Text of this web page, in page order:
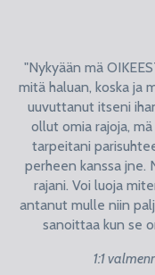
"Nykyään mä
mitä haluan, koska ja
uuvuttanut itseni
ollut omia rajoja,
tarpeitani
perheen kanssa jne.
rajani. Voi luoja
antanut mulle niin
sanoittaa kun se
1:1